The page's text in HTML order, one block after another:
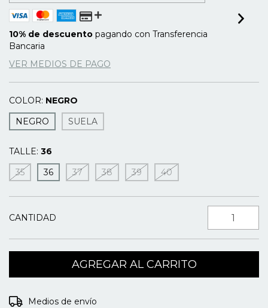
10% de descuento pagando con Transferencia
Bancaria
VER MEDIOS DE PAGO
COLOR: NEGRO
NEGRO
SUELA
TALLE: 36
35
36 37 38 39 40
CANTIDAD
Entregas para el CP:
Medios de envío